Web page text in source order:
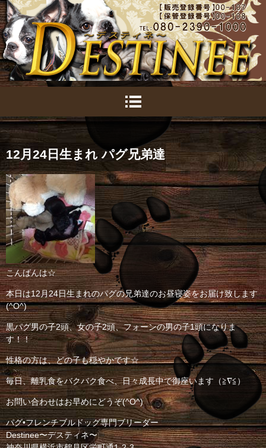
12月24日生まれ パグ兄弟達
こんばんは☆
本日は12月24日生まれのパグの兄弟達のお昼寝姿をお届け致します
(^O^)
黒パグ男の子2頭、女の子2頭、フォーンの男の子1頭になりま
す！！
性格の方は、どの子も穏やかです☆
毎日、離乳食をバクバク食べ、日々成長中で御座います（≧∇≦）
お問い合わせはお早めにどうぞ(^O^)
パグ•フレンチブルドッグ専門ブリーダー
Destinee〜デスティネ〜